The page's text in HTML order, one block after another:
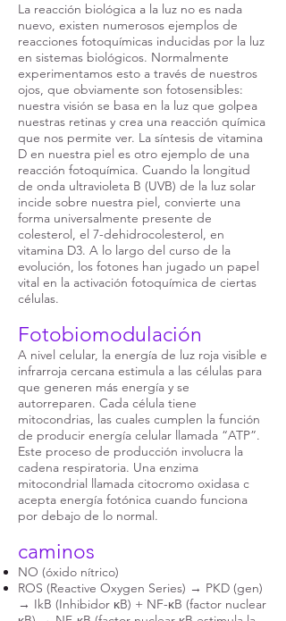
La reacción biológica a la luz no es nada
nuevo, existen numerosos ejemplos de
reacciones fotoquímicas inducidas por la luz
en sistemas biológicos. Normalmente
experimentamos esto a través de nuestros
ojos, que obviamente son fotosensibles:
nuestra visión se basa en la luz que golpea
nuestras retinas y crea una reacción química
que nos permite ver. La síntesis de vitamina
D en nuestra piel es otro ejemplo de una
reacción fotoquímica. Cuando la longitud
de onda ultravioleta B (UVB) de la luz solar
incide sobre nuestra piel, convierte una
forma universalmente presente de
colesterol, el 7-dehidrocolesterol, en
vitamina D3. A lo largo del curso de la
evolución, los fotones han jugado un papel
vital en la activación fotoquímica de ciertas
células.
Fotobiomodulación
A nivel celular, la energía de luz roja visible e
infrarroja cercana estimula a las células para
que generen más energía y se
autorreparen. Cada célula tiene
mitocondrias, las cuales cumplen la función
de producir energía celular llamada “ATP”.
Este proceso de producción involucra la
cadena respiratoria. Una enzima
mitocondrial llamada citocromo oxidasa c
acepta energía fotónica cuando funciona
por debajo de lo normal.
caminos
NO (óxido nítrico)
ROS (Reactive Oxygen Series) → PKD (gen)
→ IkB (Inhibidor κB) + NF-κB (factor nuclear